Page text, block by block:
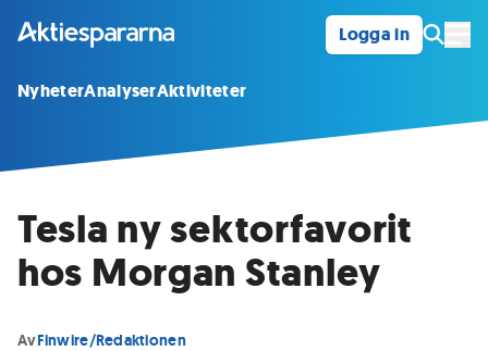
Logga in
NyheterAnalyserAktiviteter
Tesla ny sektorfavorit
hos Morgan Stanley
AvFinwire/Redaktionen